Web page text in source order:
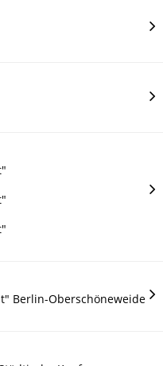
Berlin-Oberschöneweide